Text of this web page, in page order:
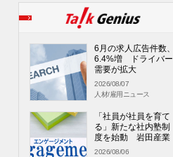
6月の求人広告件数、
6.4%増 ドライバー
需要が拡大
2026/08/07
人材/雇用ニュース
「社員が社員を育て
る」新たな社内塾制
度を始動 岩田産業
2026/08/06